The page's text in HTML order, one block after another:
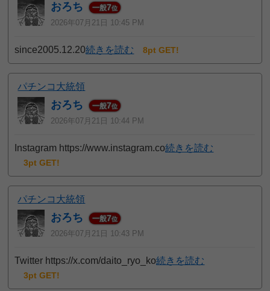
おろち 一般7位
2026年07月21日 10:45 PM
since2005.12.20続きを読む 8pt GET!
パチンコ大統領
おろち 一般7位
2026年07月21日 10:44 PM
Instagram https://www.instagram.co続きを読む
3pt GET!
パチンコ大統領
おろち 一般7位
2026年07月21日 10:43 PM
Twitter https://x.com/daito_ryo_ko続きを読む
3pt GET!